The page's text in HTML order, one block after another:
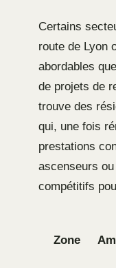
Certains
route de Lyon
abordables
de projets de
trouve des
qui, une fois
prestations
ascenseurs
compétitifs
Zone